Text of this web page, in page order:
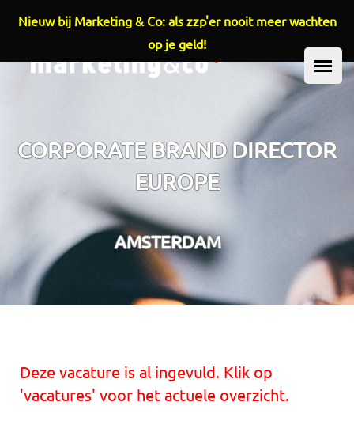
Overslaan en naar de inhoud gaan
CORPORATE BRAND DIRECTOR
EUROPE
AMSTERDAM
Deze vacature is al ingevuld. Klik op
'vacatures' voor het actuele overzicht.
Nieuw bij Marketing & Co: als zzp'er nooit meer wachten
op je geld!